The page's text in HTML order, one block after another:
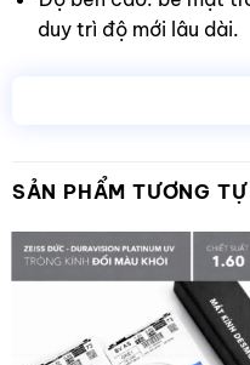
duy trì độ mới lâu dài.
SẢN PHẨM TƯƠNG TỰ